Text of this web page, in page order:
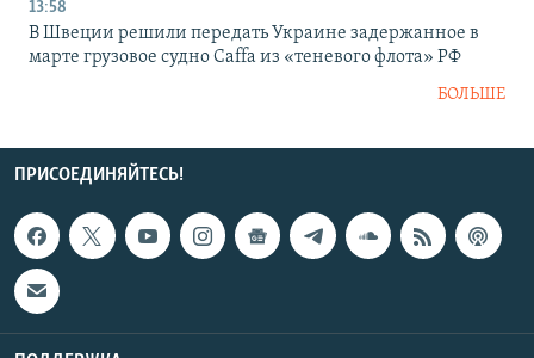
13:58
В Швеции решили передать Украине задержанное в
марте грузовое судно Caffa из «теневого флота» РФ
БОЛЬШЕ
ПРИСОЕДИНЯЙТЕСЬ!